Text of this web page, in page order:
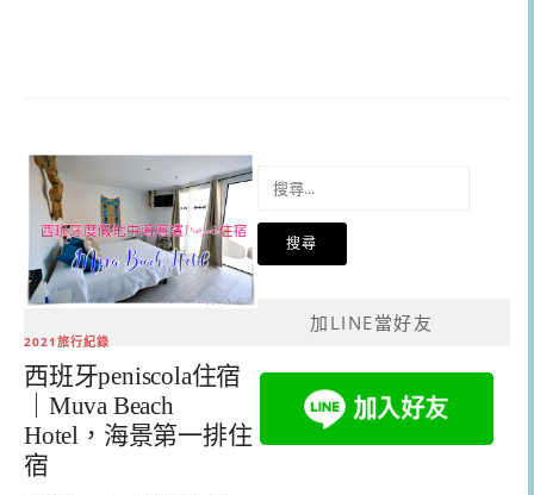
2021旅行紀錄
西班牙peniscola住宿
｜Muva Beach
Hotel，海景第一排住
宿
關
加LINE當好友